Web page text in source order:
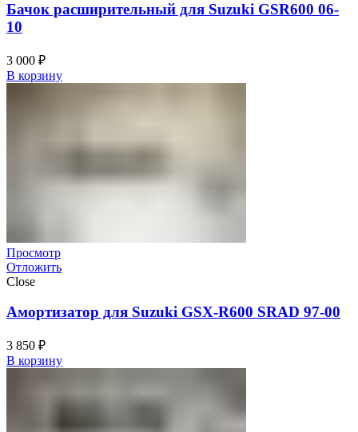
Бачок расширительный для Suzuki GSR600 06-
10
3 000 ₽
В корзину
Просмотр
Отложить
Close
Амортизатор для Suzuki GSX-R600 SRAD 97-00
3 850 ₽
В корзину